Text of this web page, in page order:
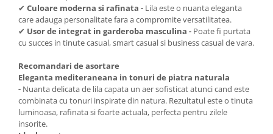
✔ Culoare moderna si rafinata - Lila este o nuanta eleganta
care adauga personalitate fara a compromite versatilitatea.
✔ Usor de integrat in garderoba masculina - Poate fi purtata
cu succes in tinute casual, smart casual si business casual de vara.
Recomandari de asortare
Eleganta mediteraneana in tonuri de piatra naturala
- Nuanta delicata de lila capata un aer sofisticat atunci cand este
combinata cu tonuri inspirate din natura. Rezultatul este o tinuta
luminoasa, rafinata si foarte actuala, perfecta pentru zilele
insorite.